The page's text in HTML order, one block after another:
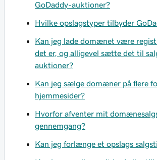
GoDaddy-auktioner?
Hvilke opslagstyper tilbyder
Kan jeg lade domænet være
det er, og alligevel sætte det til
auktioner?
Kan jeg sælge domæner på flere
hjemmesider?
Hvorfor afventer mit
gennemgang?
Kan jeg forlænge et opslags